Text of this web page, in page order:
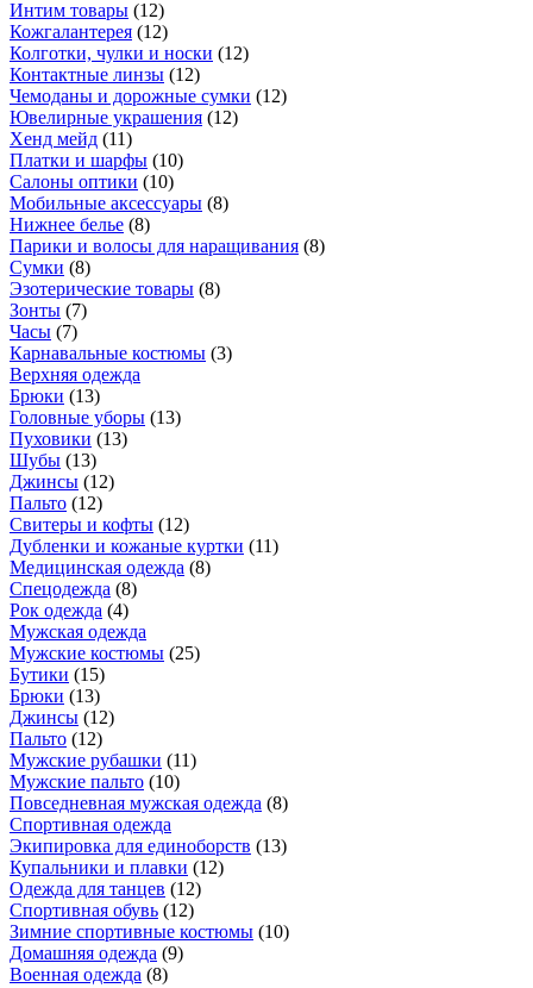
Интим товары (12)
Кожгалантерея (12)
Колготки, чулки и носки (12)
Контактные линзы (12)
Чемоданы и дорожные сумки (12)
Ювелирные украшения (12)
Хенд мейд (11)
Платки и шарфы (10)
Салоны оптики (10)
Мобильные аксессуары (8)
Нижнее белье (8)
Парики и волосы для наращивания (8)
Сумки (8)
Эзотерические товары (8)
Зонты (7)
Часы (7)
Карнавальные костюмы (3)
Верхняя одежда
Брюки (13)
Головные уборы (13)
Пуховики (13)
Шубы (13)
Джинсы (12)
Пальто (12)
Свитеры и кофты (12)
Дубленки и кожаные куртки (11)
Медицинская одежда (8)
Спецодежда (8)
Рок одежда (4)
Мужская одежда
Мужские костюмы (25)
Бутики (15)
Брюки (13)
Джинсы (12)
Пальто (12)
Мужские рубашки (11)
Мужские пальто (10)
Повседневная мужская одежда (8)
Спортивная одежда
Экипировка для единоборств (13)
Купальники и плавки (12)
Одежда для танцев (12)
Спортивная обувь (12)
Зимние спортивные костюмы (10)
Домашняя одежда (9)
Военная одежда (8)